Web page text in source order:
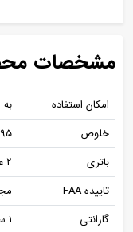
مشخصات
امکان استفاده
خلوص
95 درصد
باتری
2 عدد
تاییده FAA
گارانتی
1 سال ضمانت تعویض 10 سال خدمات